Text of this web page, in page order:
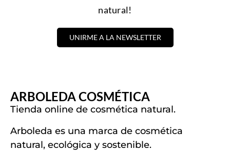
natural!
UNIRME A LA NEWSLETTER
ARBOLEDA COSMÉTICA
Tienda online de cosmética natural.
Arboleda es una marca de cosmética
natural, ecológica y sostenible.